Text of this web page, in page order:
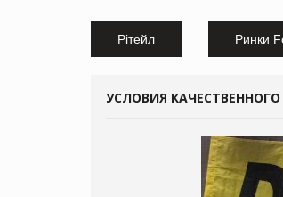
Рітейл Ринки
УСЛОВИЯ КАЧЕСТВЕННОГО